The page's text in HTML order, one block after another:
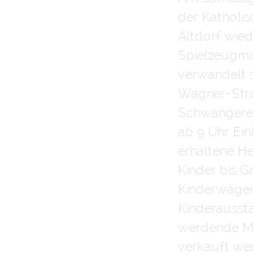
der
Altdorf
verwandelt
Wagner-
ab 9 Uhr
erhaltene
Kinder bis
werdende
verkauft